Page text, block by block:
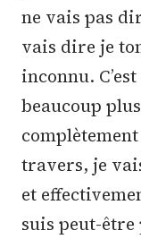
ne vais pas
vais dire je
inconnu.
beaucoup
complètement
travers, je
et
suis peut-être